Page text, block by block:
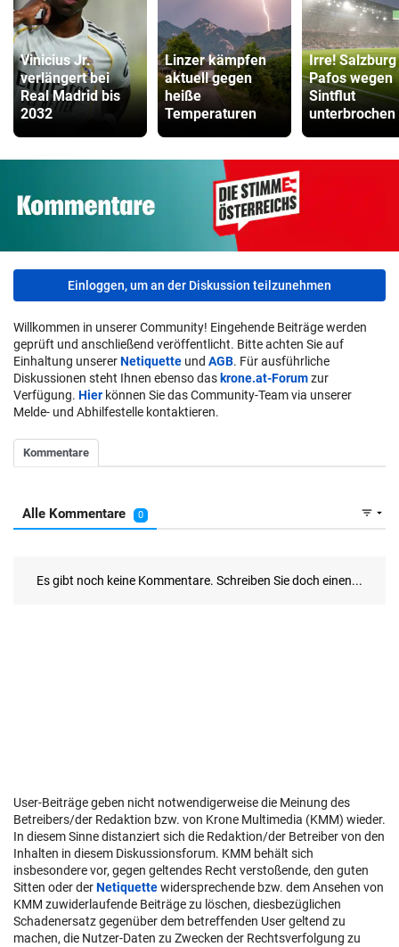
Vinicius Jr.
verlängert bei
Real Madrid bis
2032
Linzer kämpfen
aktuell gegen
heiße
Temperaturen
Irre!
Pafos wegen
Sintflut
unterbrochen
Einloggen, um an der Diskussion teilzunehmen
Willkommen in unserer Community! Eingehende Beiträge werden
geprüft und anschließend veröffentlicht. Bitte achten Sie auf
Einhaltung unsererNetiquette und AGB. Für ausführliche
Diskussionen steht Ihnen ebenso das krone.at-Forumzur
Verfügung. Hier können Sie das Community-Team via unserer
Melde- und Abhilfestelle kontaktieren.
User-Beiträge geben nicht notwendigerweise die Meinung des
Betreibers/der Redaktion bzw. von Krone Multimedia (KMM) wieder.
In diesem Sinne distanziert sich die Redaktion/der Betreiber von den
Inhalten in diesem Diskussionsforum. KMM behält sich
insbesondere vor, gegen geltendes Recht verstoßende, den guten
Sitten oder derNetiquettewidersprechende bzw. dem Ansehen von
KMM zuwiderlaufende Beiträge zu löschen, diesbezüglichen
Schadenersatz gegenüber dem betreffenden User geltend zu
machen, die Nutzer-Daten zu Zwecken der Rechtsverfolgung zu